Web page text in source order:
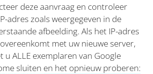
deze aanvraag en controleer
adres zoals weergegeven in de
afbeelding. Als het IP-adres
met uw nieuwe server,
u ALLE exemplaren van Google
sluiten en het opnieuw proberen: